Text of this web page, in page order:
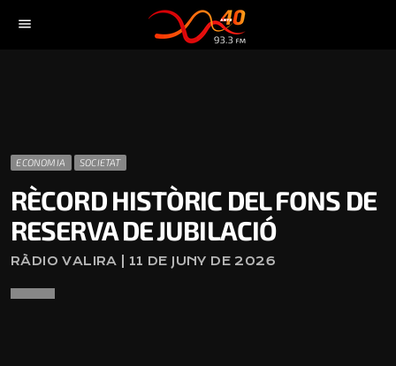
menu
ECONOMIA SOCIETAT
RÈCORD HISTÒRIC DEL FONS DE
RESERVA DE JUBILACIÓ
RÀDIO VALIRA | 11 DE JUNY DE 2026